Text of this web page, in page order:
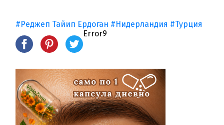
#Реджеп Тайип Ердоган #Нидерландия #Турция
Error9